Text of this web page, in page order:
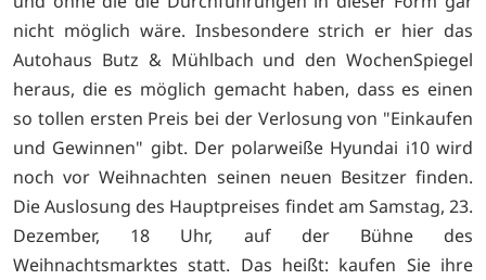
nicht möglich wäre. Insbesondere strich er hier das
Autohaus Butz & Mühlbach und den WochenSpiegel
heraus, die es möglich gemacht haben, dass es einen
so tollen ersten Preis bei der Verlosung von "Einkaufen
und Gewinnen" gibt. Der polarweiße Hyundai i10 wird
noch vor Weihnachten seinen neuen Besitzer finden.
Die Auslosung des Hauptpreises findet am Samstag, 23.
Dezember, 18 Uhr, auf der Bühne des
Weihnachtsmarktes statt. Das heißt: kaufen Sie ihre